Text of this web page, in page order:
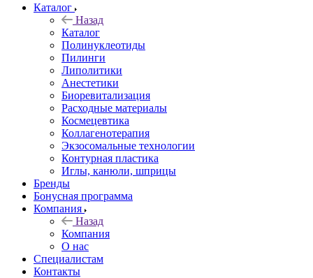
Каталог
Назад
Каталог
Полинуклеотиды
Пилинги
Липолитики
Анестетики
Биоревитализация
Расходные материалы
Космецевтика
Коллагенотерапия
Экзосомальные технологии
Контурная пластика
Иглы, канюли, шприцы
Бренды
Бонусная программа
Компания
Назад
Компания
О нас
Специалистам
Контакты